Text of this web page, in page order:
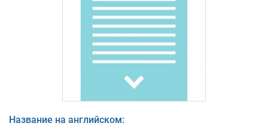
Название на английском: